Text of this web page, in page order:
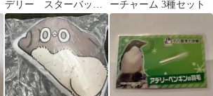
デリー スターバック
スコーヒー スタバ
ーチャーム 3種セット